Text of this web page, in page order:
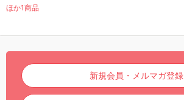
ほか1商品
新規会員・メルマガ登録